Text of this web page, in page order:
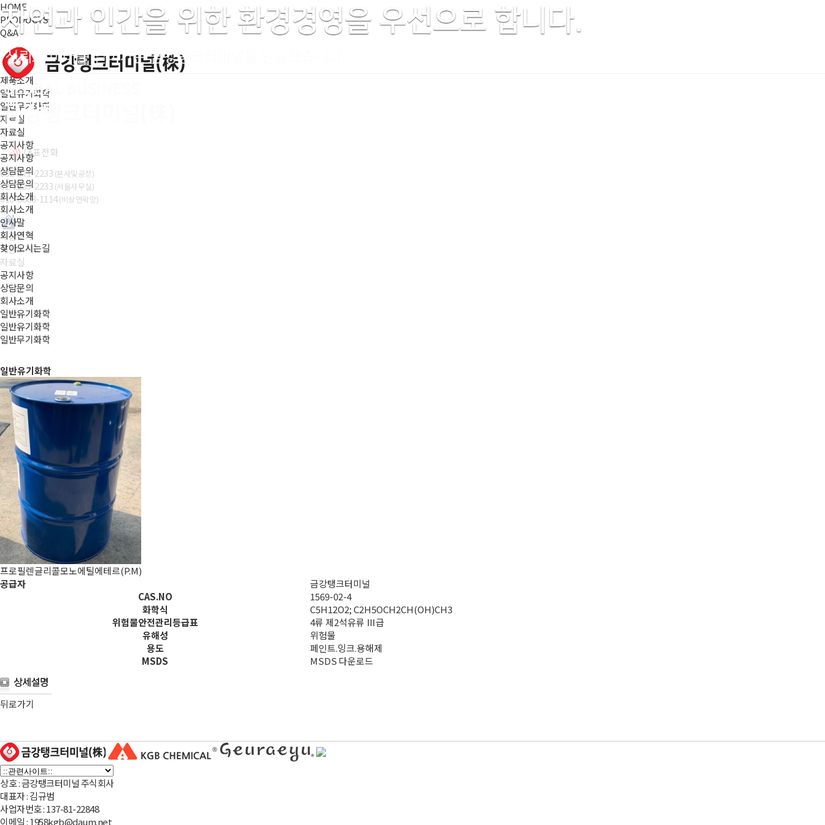
HOME
PRODUCTS
Q&A
제품소개
일반유기화학
일반무기화학
자료실
자료실
공지사항
공지사항
상담문의
상담문의
회사소개
회사소개
인사말
회사연혁
찾아오시는길
대표전화
032-571-2233 (본사및공장)
02-2233-2233 (서울사무실)
010-6663-1114(비상연락망)
제품소개
제품소개
자료실
공지사항
상담문의
회사소개
일반유기화학
일반유기화학
일반무기화학
일반유기화학
프로필렌글리콜모노에틸에테르(P.M)
공급자
금강탱크터미널
CAS.NO
1569-02-4
화학식
C5H12O2; C2H5OCH2CH(OH)CH3
위험물안전관리등급표
4류 제2석유류 Ⅲ급
유해성
위험물
용도
페인트.잉크.용해제
MSDS
MSDS 다운로드
뒤로가기
상호 : 금강탱크터미널 주식회사
대표자 : 김규범
사업자번호 : 137-81-22848
이메일 : 1958kgb@daum.net